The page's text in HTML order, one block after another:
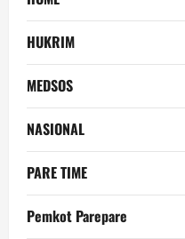
HUKRIM
MEDSOS
NASIONAL
PARE TIME
Pemkot Parepare